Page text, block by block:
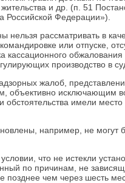
и др. (п. 51
Российской Федерации»).
рассматривать в
или отпуске,
кассационного
производство в
жалоб,
объективно
имели
например, не
что не истекли
по причинам, не
позднее чем через шесть